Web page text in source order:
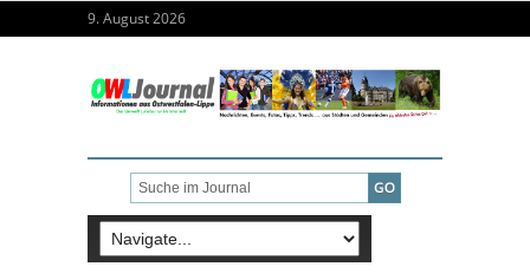
9. August 2026